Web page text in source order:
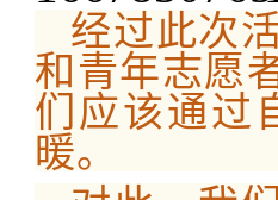
经过此次
和青年志愿
们应该通过
暖。